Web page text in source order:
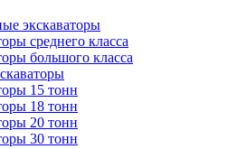
экскаваторы
среднего класса
большого класса
15 тонн
18 тонн
20 тонн
30 тонн